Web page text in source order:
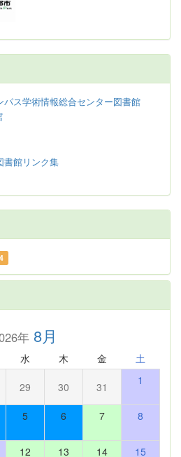
パス学術情報総合センター図書館
書館リンク集
4
年8月
水 木 金 土
29 30 31 1
5 6 7 8
12 13 14 15